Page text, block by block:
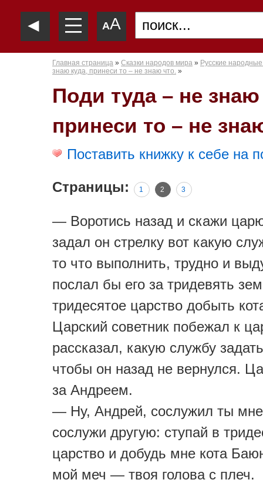
◄ —
—
— AA
Главная страница » Сказки народов мира » Русские народные
знаю куда, принеси то – не знаю что. »
Поди туда – не знаю
принеси то – не
Поставить книжку к себе на
Страницы: 1 2 3
— Воротись назад и скажи
задал он стрелку вот какую
то что выполнить, трудно и
послал бы его за тридевять
тридесятое царство добыть
Царский советник побежал к
рассказал, какую службу
чтобы он назад не вернулся.
за Андреем.
— Ну, Андрей, сослужил ты
сослужи другую: ступай в
царство и добудь мне кота
мой меч — твоя голова с плеч.